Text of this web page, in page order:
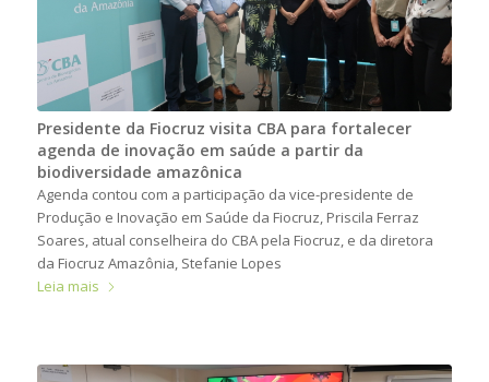
Presidente da Fiocruz visita CBA para fortalecer
agenda de inovação em saúde a partir da
biodiversidade amazônica
Agenda contou com a participação da vice-presidente de
Produção e Inovação em Saúde da Fiocruz, Priscila Ferraz
Soares, atual conselheira do CBA pela Fiocruz, e da diretora
da Fiocruz Amazônia, Stefanie Lopes
Leia mais